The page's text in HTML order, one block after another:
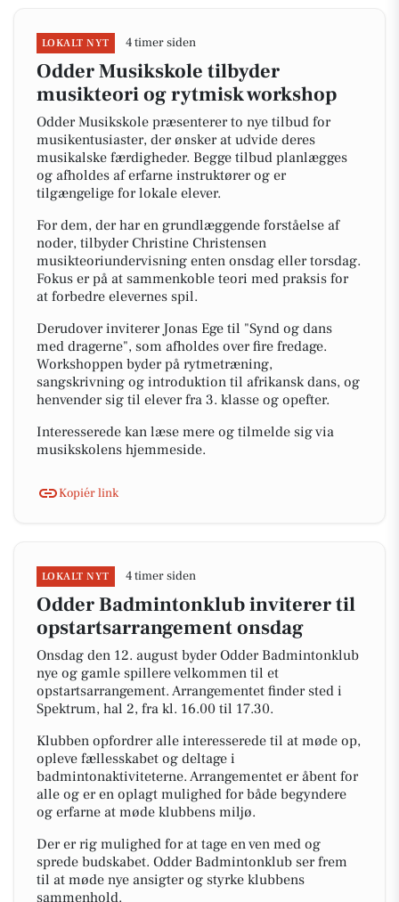
LOKALT NYT 4 timer siden
Odder Musikskole tilbyder
musikteori og rytmisk workshop
Odder Musikskole præsenterer to nye tilbud for
musikentusiaster, der ønsker at udvide deres
musikalske færdigheder. Begge tilbud planlægges
og afholdes af erfarne instruktører og er
tilgængelige for lokale elever.
For dem, der har en grundlæggende forståelse af
noder, tilbyder Christine Christensen
musikteoriundervisning enten onsdag eller torsdag.
Fokus er på at sammenkoble teori med praksis for
at forbedre elevernes spil.
Derudover inviterer Jonas Ege til "Synd og dans
med dragerne", som afholdes over fire fredage.
Workshoppen byder på rytmetræning,
sangskrivning og introduktion til afrikansk dans, og
henvender sig til elever fra 3. klasse og opefter.
Interesserede kan læse mere og tilmelde sig via
musikskolens hjemmeside.
Kopiér link
LOKALT NYT 4 timer siden
Odder Badmintonklub inviterer til
opstartsarrangement onsdag
Onsdag den 12. august byder Odder Badmintonklub
nye og gamle spillere velkommen til et
opstartsarrangement. Arrangementet finder sted i
Spektrum, hal 2, fra kl. 16.00 til 17.30.
Klubben opfordrer alle interesserede til at møde op,
opleve fællesskabet og deltage i
badmintonaktiviteterne. Arrangementet er åbent for
alle og er en oplagt mulighed for både begyndere
og erfarne at møde klubbens miljø.
Der er rig mulighed for at tage en ven med og
sprede budskabet. Odder Badmintonklub ser frem
til at møde nye ansigter og styrke klubbens
sammenhold.